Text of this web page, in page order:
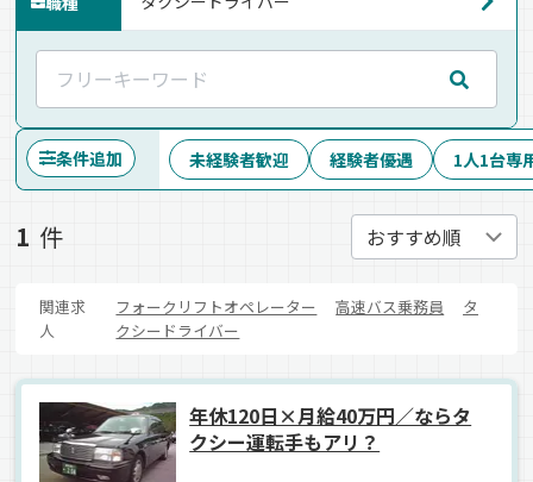
条件追加 未経験者歓迎 経験者優遇 1人1台専
1 件
関連求
人
フォークリフトオペレーター 高速バス乗務員
タ
クシードライバー
年休120日×月給40万円／ならタ
クシー運転手もアリ？